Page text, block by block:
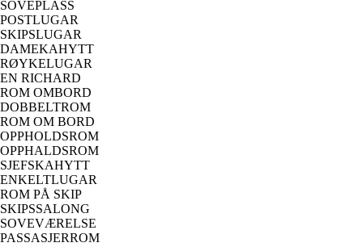
SOVEPLASS
POSTLUGAR
SKIPSLUGAR
DAMEKAHYTT
RØYKELUGAR
EN RICHARD
ROM OMBORD
DOBBELTROM
ROM OM BORD
OPPHOLDSROM
OPPHALDSROM
SJEFSKAHYTT
ENKELTLUGAR
ROM PÅ SKIP
SKIPSSALONG
SOVEVÆRELSE
PASSASJERROM